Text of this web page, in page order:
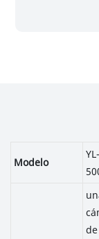
Modelo
YL-